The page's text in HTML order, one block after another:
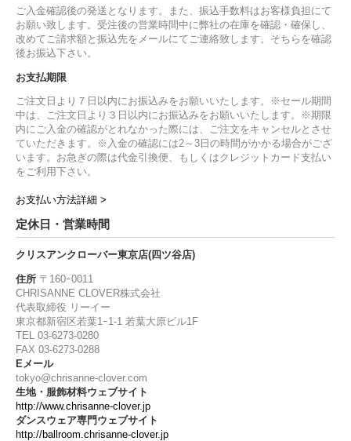
ご入金確認後の発送となります。また、振込手数料はお客様負担にて
お願い致します。受注後の営業時間中に弊社の在庫を確認・確保し、
改めてご請求額と振込先をメールにてご連絡致します。そちらを確認
後お振込下さい。
お支払期限
ご注文日より７日以内にお振込みをお願いいたします。※セール期間
中は、ご注文日より３日以内にお振込みをお願いいたします。※期限
内にご入金の確認がとれなかった際には、ご注文をキャンセルとさせ
ていただきます。※入金の確認には2～3日の時間がかかる場合がござ
います。お急ぎの際は代金引換便、もしくはクレジットカード支払い
をご利用下さい。
お支払い方法詳細 >
定休日・営業時間
クリスアンクローバー東京店(四ツ谷店)
住所 〒160ｰ0011
CHRISANNE CLOVER株式会社
代表取締役 リーイー
東京都新宿区若葉1ｰ1-1 若葉大原ビル1F
TEL 03-6273-0280
FAX 03-6273-0288
Eメール
tokyo@chrisanne-clover.com
生地・服飾材料ウェブサイト
http://www.chrisanne-clover.jp
ダンスウェア専門ウェブサイト
http://ballroom.chrisanne-clover.jp